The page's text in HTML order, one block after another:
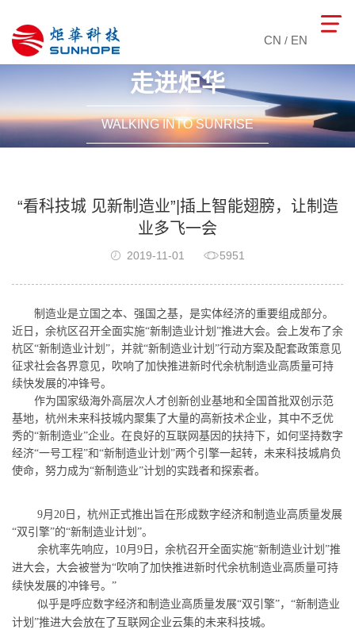
CN / EN
走进炬华
WALKING INTO SUNRISE
“看科技城 见新制造业”|插上智能翅膀，让制造
业多飞一会
2019-11-01 5951
制造业是立国之本、强国之基，是实体经济的重要组成部分。
近日，余杭区召开全面实施“新制造业计划”推进大会。会上发布了余
杭区“新制造业计划”，并就“新制造业计划”行动方案及配套政策意见
征求社会各界意见，吹响了加快推进新时代余杭制造业高质量可持
续快发展的冲锋号。
作为国家级海外高层次人才创新创业基地和全国首批双创示范
基地，杭州未来科技城内聚集了大量的高新技术企业，其中不乏优
秀的“新制造业”企业。在良好的互联网基因的扶持下，如何坚持数字
经济“一号工程”和“新制造业计划”两个引擎一起转，未来科技城肩负
使命，努力成为“新制造业”计划的实践者和探索者。
9月 20 日，杭州正式推出旨在形成数字经济和制造业高质量发展
“双引擎”的“新制造业计划 ”。
余杭率先响应， 10月 9 日，余杭召开全面实施“新制造业计划 ”推
进大会，大会被誉为“吹响了加快推进新时代余杭制造业高质量可持
续快发展的冲锋号。 ”
似乎是呼应数字经济和制造业高质量发展“双引擎”， “新制造业
计划 ”推进大会放在了互联网企业云集的未来科技城。